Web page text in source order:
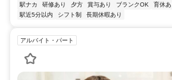
駅ナカ
研修あり 夕方 賞与あり ブランクOK 育休あ
駅近5分以内
シフト制 長期休暇あり
アルバイト・パート